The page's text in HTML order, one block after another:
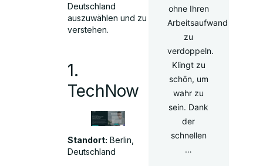
Deutschland
auszuwählen und zu
verstehen.
1.
TechNow
Standort: Berlin,
Deutschland
ohne Ihren
Arbeitsaufwand
zu
verdoppeln.
Klingt zu
schön, um
wahr zu
sein. Dank
der
schnellen
…